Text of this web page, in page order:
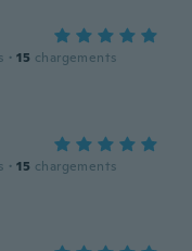
· 15 chargements
· 15 chargements